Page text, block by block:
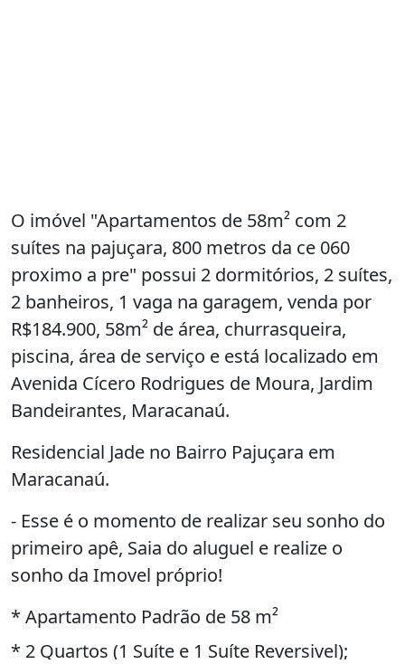
O imóvel "Apartamentos de 58m² com 2
suítes na pajuçara, 800 metros da ce 060
proximo a pre" possui 2 dormitórios, 2 suítes,
2 banheiros, 1 vaga na garagem, venda por
R$184.900, 58m² de área, churrasqueira,
piscina, área de serviço e está localizado em
Avenida Cícero Rodrigues de Moura, Jardim
Bandeirantes, Maracanaú.
Residencial Jade no Bairro Pajuçara em
Maracanaú.
- Esse é o momento de realizar seu sonho do
primeiro apê, Saia do aluguel e realize o
sonho da Imovel próprio!
* Apartamento Padrão de 58 m²
* 2 Quartos (1 Suíte e 1 Suíte Reversivel);